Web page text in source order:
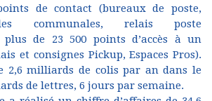
de contact (bureaux de poste,
communales, relais poste
plus de 23 500 points d’accès à un
et consignes Pickup, Espaces Pros).
2,6 milliards de colis par an dans le
de lettres, 6 jours par semaine.